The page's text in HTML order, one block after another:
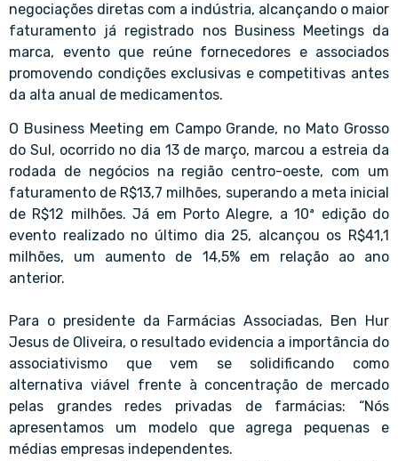
negociações diretas com a indústria, alcançando o maior
faturamento já registrado nos Business Meetings da
marca, evento que reúne fornecedores e associados
promovendo condições exclusivas e competitivas antes
da alta anual de medicamentos.
O Business Meeting em Campo Grande, no Mato Grosso
do Sul, ocorrido no dia 13 de março, marcou a estreia da
rodada de negócios na região centro-oeste, com um
faturamento de R$13,7 milhões, superando a meta inicial
de R$12 milhões. Já em Porto Alegre, a 10ª edição do
evento realizado no último dia 25, alcançou os R$41,1
milhões, um aumento de 14,5% em relação ao ano
anterior.
Para o presidente da Farmácias Associadas, Ben Hur
Jesus de Oliveira, o resultado evidencia a importância do
associativismo que vem se solidificando como
alternativa viável frente à concentração de mercado
pelas grandes redes privadas de farmácias: “Nós
apresentamos um modelo que agrega pequenas e
médias empresas independentes.